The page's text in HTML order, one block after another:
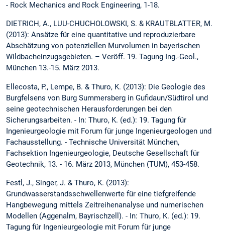
- Rock Mechanics and Rock Engineering, 1-18.
DIETRICH, A., LUU-CHUCHOLOWSKI, S. & KRAUTBLATTER, M.
(2013): Ansätze für eine quantitative und reproduzierbare
Abschätzung von potenziellen Murvolumen in bayerischen
Wildbacheinzugsgebieten. – Veröff. 19. Tagung Ing.-Geol.,
München 13.-15. März 2013.
Ellecosta, P., Lempe, B. & Thuro, K. (2013): Die Geologie des
Burgfelsens von Burg Summersberg in Gufidaun/Südtirol und
seine geotechnischen Herausforderungen bei den
Sicherungsarbeiten. - In: Thuro, K. (ed.): 19. Tagung für
Ingenieurgeologie mit Forum für junge Ingenieurgeologen und
Fachausstellung. - Technische Universität München,
Fachsektion Ingenieurgeologie, Deutsche Gesellschaft für
Geotechnik, 13. - 16. März 2013, München (TUM), 453-458.
Festl, J., Singer, J. & Thuro, K. (2013):
Grundwasserstandsschwellenwerte für eine tiefgreifende
Hangbewegung mittels Zeitreihenanalyse und numerischen
Modellen (Aggenalm, Bayrischzell). - In: Thuro, K. (ed.): 19.
Tagung für Ingenieurgeologie mit Forum für junge